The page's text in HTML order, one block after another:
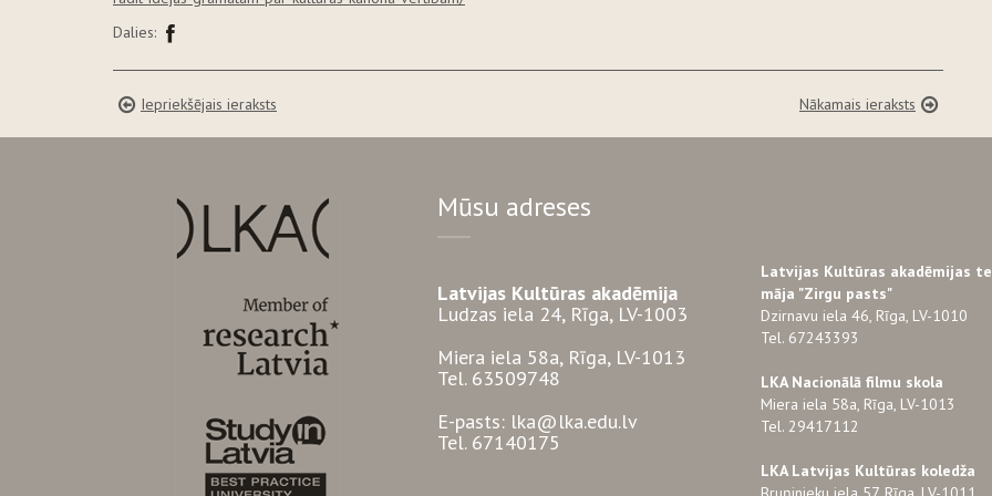
Dalies:
Iepriekšējais ieraksts Nākamais ieraksts
Mūsu adreses
Latvijas Kultūras akadēmija
Ludzas iela 24, Rīga, LV-1003
Miera iela 58a, Rīga, LV-1013
Tel. 63509748
E-pasts: lka@lka.edu.lv
Tel. 67140175
Latvijas Kultūras akadēmijas
māja "Zirgu pasts"
Dzirnavu iela 46, Rīga, LV-1010
Tel. 67243393
LKA Nacionālā filmu skola
Miera iela 58a, Rīga, LV-1013
Tel. 29417112
LKA Latvijas Kultūras koledža